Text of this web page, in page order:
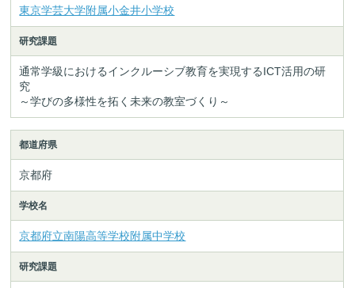
東京学芸大学附属小金井小学校
研究課題
通常学級におけるインクルーシブ教育を実現するICT活用の研
究
～学びの多様性を拓く未来の教室づくり～
都道府県
京都府
学校名
京都府立南陽高等学校附属中学校
研究課題